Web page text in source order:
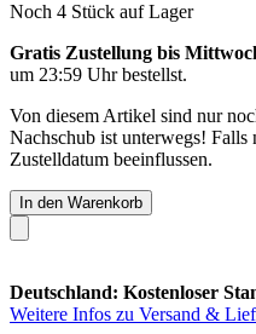
Noch 4 Stück auf Lager
Gratis Zustellung bis
um 23:59 Uhrbestellst.
Von diesem Artikel sind nur
Nachschub ist unterwegs! Falls
Zustelldatum beeinflussen.
In den Warenkorb
Deutschland: Kostenloser
Weitere Infos zu Versand &